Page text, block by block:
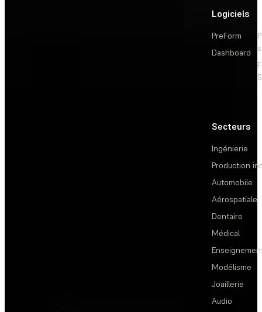
Logiciels
PreForm
Dashboard
Secteurs
Ingénierie
Production
Automobile
Aérospatiale
Dentaire
Médical
Modélisme
Joaillerie
Audio